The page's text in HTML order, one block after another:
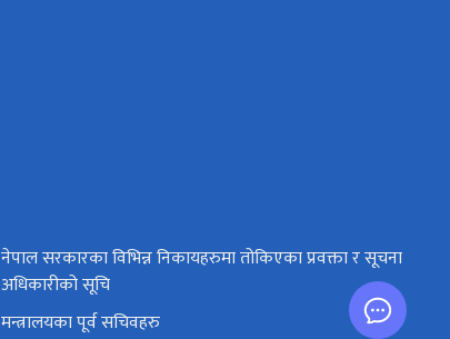
नेपाल सरकारका विभिन्न निकायहरुमा तोकिएका प्रवक्ता र सूचना
अधिकारीको सूचि
मन्त्रालयका पूर्व सचिवहरु